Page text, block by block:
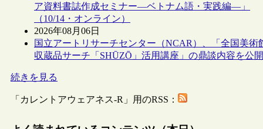
ア資料書誌作成セミナー―ベトナム語・実践編―」
（10/14・オンライン）
2026年08月06日
国立アートリサーチセンター（NCAR）、「全国美術
収蔵品サーチ「SHŪZŌ」活用講座」の鼎談内容を公開
続きを見る
「カレントアウェアネス-R」用のRSS：